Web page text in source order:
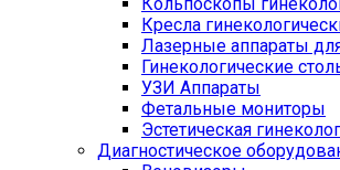
Кресла
Лазерные аппараты
Гинекологические
УЗИ Аппараты
Фетальные мониторы
Эстетическая
Диагностическое